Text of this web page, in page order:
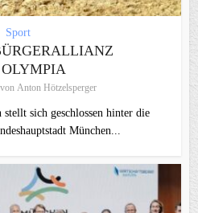
Sport
von Anton Hötzelsperger
sich geschlossen hinter die
München...